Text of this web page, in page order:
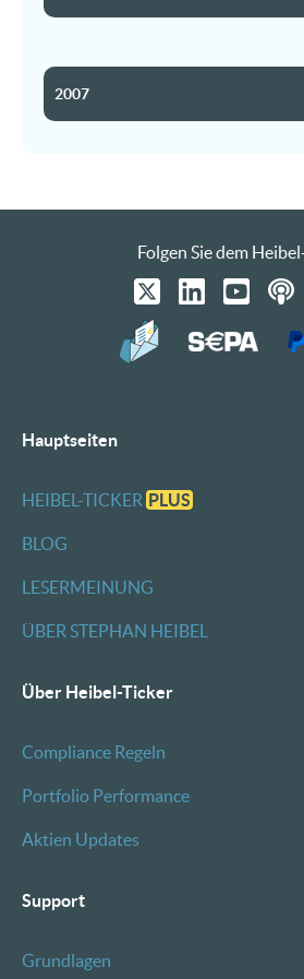
2007
Folgen Sie dem
Hauptseiten
HEIBEL-TICKER PLUS
BLOG
LESERMEINUNG
ÜBER STEPHAN HEIBEL
Über Heibel-Ticker
Compliance Regeln
Portfolio Performance
Aktien Updates
Support
Grundlagen